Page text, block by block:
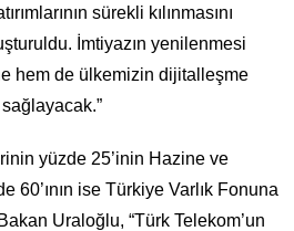
sürekli kılınmasını
İmtiyazın yenilenmesi
hem de ülkemizin dijitalleşme
yüzde 25’inin Hazine ve
60’ının ise Türkiye Varlık Fonuna
Uraloğlu, “Türk Telekom’un